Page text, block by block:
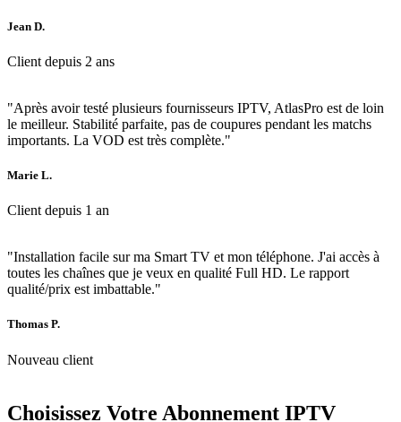
Jean D.
Client depuis 2 ans
"Après avoir testé plusieurs fournisseurs IPTV, AtlasPro est de loin
le meilleur. Stabilité parfaite, pas de coupures pendant les matchs
importants. La VOD est très complète."
Marie L.
Client depuis 1 an
"Installation facile sur ma Smart TV et mon téléphone. J'ai accès à
toutes les chaînes que je veux en qualité Full HD. Le rapport
qualité/prix est imbattable."
Thomas P.
Nouveau client
Choisissez Votre Abonnement IPTV